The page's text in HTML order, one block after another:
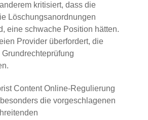
kritisiert, dass die
Löschungsanordnungen
eine schwache Position hätten.
Provider überfordert, die
Content Online-Regulierung
die vorgeschlagenen